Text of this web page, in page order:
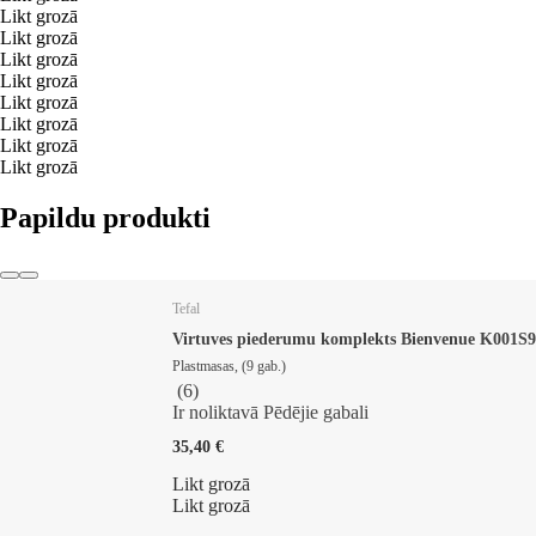
Likt grozā
Likt grozā
Likt grozā
Likt grozā
Likt grozā
Likt grozā
Likt grozā
Likt grozā
Papildu produkti
Tefal
Virtuves piederumu komplekts Bienvenue
Plastmasas, (9 gab.)
(6)
Ir noliktavā Pēdējie gabali
35,40 €
Likt grozā
Likt grozā